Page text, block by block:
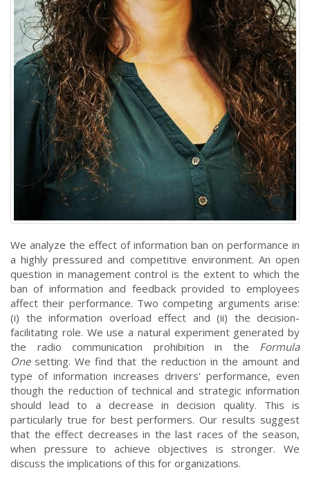
We analyze the effect of information ban on performance in
a highly pressured and competitive environment. An open
question in management control is the extent to which the
ban of information and feedback provided to employees
affect their performance. Two competing arguments arise:
(i) the information overload effect and (ii) the decision-
facilitating role. We use a natural experiment generated by
the radio communication prohibition in the Formula
Onesetting. We find that the reduction in the amount and
type of information increases drivers' performance, even
though the reduction of technical and strategic information
should lead to a decrease in decision quality. This is
particularly true for best performers. Our results suggest
that the effect decreases in the last races of the season,
when pressure to achieve objectives is stronger. We
discuss the implications of this for organizations.